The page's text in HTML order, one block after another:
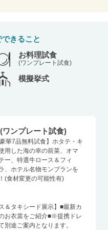
きること
お料理試食
(ワンプレート試食)
模擬挙式
ワンプレート試食)
華7品無料試食】ホタテ・キ
用した海の幸の前菜、オマ
ー、特選牛ロース＆フィ
、ホテル名物モンブランを
(食材変更の可能性有)
＆タキシード展示】■最新カ
お衣裳をご紹介■※提携ドレ
別途ご案内となります。